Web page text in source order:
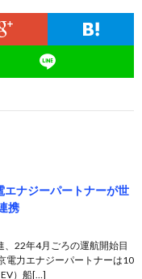
エナジーパートナーが世
携
22年4月ごろの運航開始目
電力エナジーパートナーは10
）船[…]